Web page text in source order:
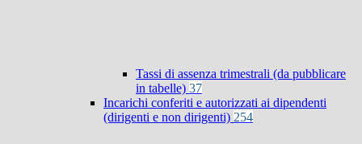
Tassi di assenza trimestrali (da pubblicare
in tabelle) 37
Incarichi conferiti e autorizzati ai dipendenti
(dirigenti e non dirigenti) 254